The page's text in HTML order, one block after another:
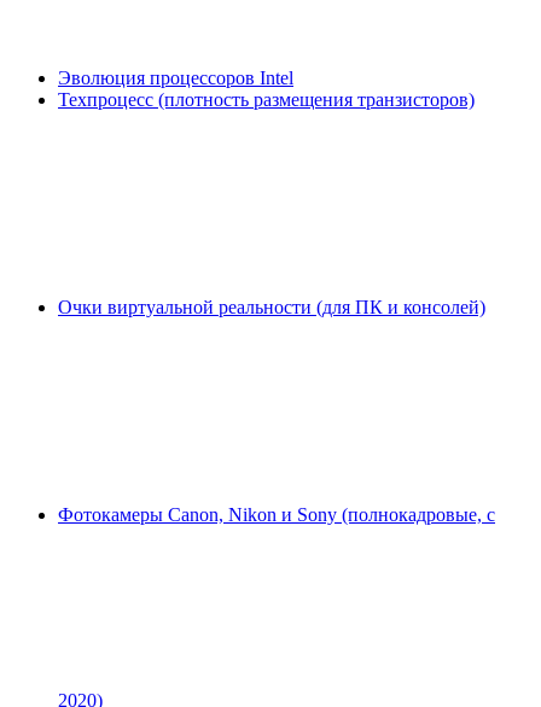
Эволюция процессоров Intel
Техпроцесс (плотность размещения транзисторов)
Очки виртуальной реальности (для ПК и консолей)
Фотокамеры Canon, Nikon и Sony (полнокадровые, с
2020)